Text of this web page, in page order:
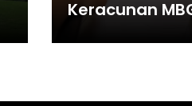
Keracunan